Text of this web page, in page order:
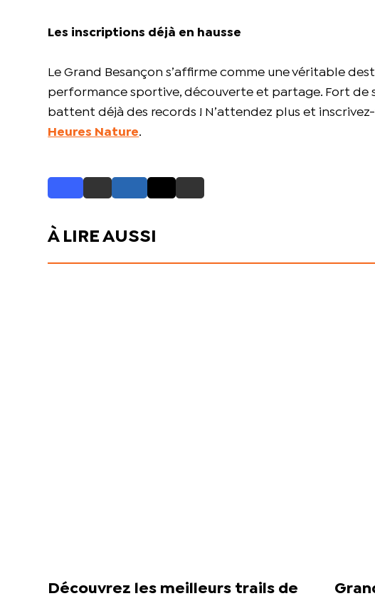
Les inscriptions déjà en hausse
Le Grand Besançon s’affirme comme une véritable
performance sportive, découverte et partage. Fort de
battent déjà des records ! N’attendez plus et
Heures Nature.
À LIRE AUSSI
Découvrez les meilleurs trails de